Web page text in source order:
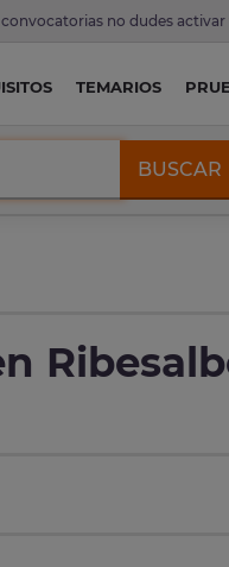
no dudes activar
TEMARIOS
BUSCAR